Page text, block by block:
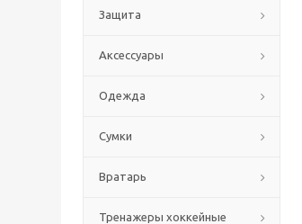
Защита
Аксессуары
Одежда
Сумки
Вратарь
Тренажеры хоккейные